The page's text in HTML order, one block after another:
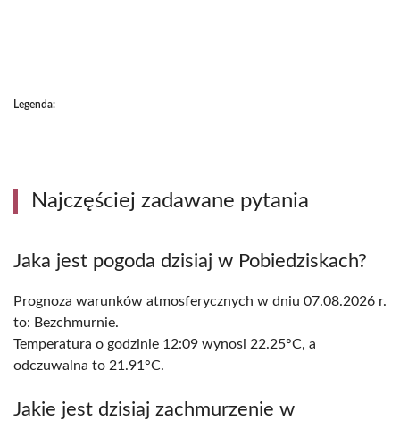
Legenda:
Najczęściej zadawane pytania
Jaka jest pogoda dzisiaj w Pobiedziskach?
Prognoza warunków atmosferycznych w dniu 07.08.2026 r.
to: Bezchmurnie.
Temperatura o godzinie 12:09 wynosi 22.25°C, a
odczuwalna to 21.91°C.
Jakie jest dzisiaj zachmurzenie w